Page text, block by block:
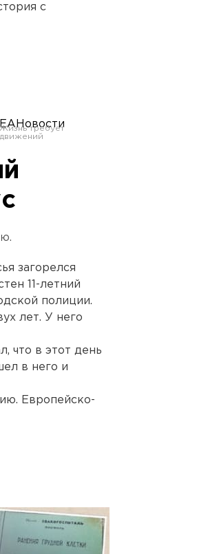
с
ЕАНовости
загорелся
11-летний
полиции.
лет. У него
что в этот день
в него и
Европейско-